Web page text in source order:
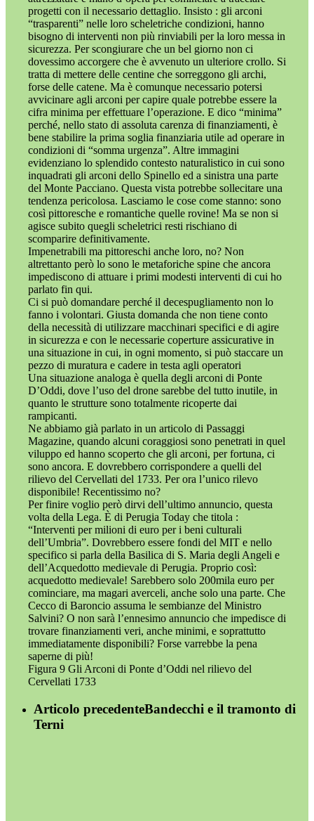
progetti con il necessario dettaglio. Insisto : gli arconi
“trasparenti” nelle loro scheletriche condizioni, hanno
bisogno di interventi non più rinviabili per la loro messa in
sicurezza. Per scongiurare che un bel giorno non ci
dovessimo accorgere che è avvenuto un ulteriore crollo. Si
tratta di mettere delle centine che sorreggono gli archi,
forse delle catene. Ma è comunque necessario potersi
avvicinare agli arconi per capire quale potrebbe essere la
cifra minima per effettuare l’operazione. E dico “minima”
perché, nello stato di assoluta carenza di finanziamenti, è
bene stabilire la prima soglia finanziaria utile ad operare in
condizioni di “somma urgenza”. Altre immagini
evidenziano lo splendido contesto naturalistico in cui sono
inquadrati gli arconi dello Spinello ed a sinistra una parte
del Monte Pacciano. Questa vista potrebbe sollecitare una
tendenza pericolosa. Lasciamo le cose come stanno: sono
così pittoresche e romantiche quelle rovine! Ma se non si
agisce subito quegli scheletrici resti rischiano di
scomparire definitivamente.
Impenetrabili ma pittoreschi anche loro, no? Non
altrettanto però lo sono le metaforiche spine che ancora
impediscono di attuare i primi modesti interventi di cui ho
parlato fin qui.
Ci si può domandare perché il decespugliamento non lo
fanno i volontari. Giusta domanda che non tiene conto
della necessità di utilizzare macchinari specifici e di agire
in sicurezza e con le necessarie coperture assicurative in
una situazione in cui, in ogni momento, si può staccare un
pezzo di muratura e cadere in testa agli operatori
Una situazione analoga è quella degli arconi di Ponte
D’Oddi, dove l’uso del drone sarebbe del tutto inutile, in
quanto le strutture sono totalmente ricoperte dai
rampicanti.
Ne abbiamo già parlato in un articolo di Passaggi
Magazine, quando alcuni coraggiosi sono penetrati in quel
viluppo ed hanno scoperto che gli arconi, per fortuna, ci
sono ancora. E dovrebbero corrispondere a quelli del
rilievo del Cervellati del 1733. Per ora l’unico rilevo
disponibile! Recentissimo no?
Per finire voglio però dirvi dell’ultimo annuncio, questa
volta della Lega. È di Perugia Today che titola :
“Interventi per milioni di euro per i beni culturali
dell’Umbria”. Dovrebbero essere fondi del MIT e nello
specifico si parla della Basilica di S. Maria degli Angeli e
dell’Acquedotto medievale di Perugia. Proprio così:
acquedotto medievale! Sarebbero solo 200mila euro per
cominciare, ma magari averceli, anche solo una parte. Che
Cecco di Baroncio assuma le sembianze del Ministro
Salvini? O non sarà l’ennesimo annuncio che impedisce di
trovare finanziamenti veri, anche minimi, e soprattutto
immediatamente disponibili? Forse varrebbe la pena
saperne di più!
Figura 9 Gli Arconi di Ponte d’Oddi nel rilievo del
Cervellati 1733
Articolo precedenteBandecchi e il tramonto di
Terni